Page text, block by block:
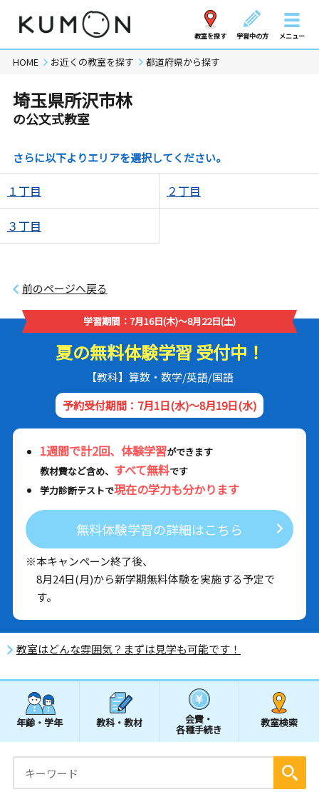
教室を探す 学習中の方 メニュー
HOME お近くの教室を探す 都道府県から探す
埼玉県所沢市林
の公文式教室
さらに以下よりエリアを選択してください。
１丁目 ２丁目
３丁目
前のページへ戻る
学習期間：7月16日(木)～8月22日(土)
夏の無料体験学習 受付中！
【教科】算数・数学/英語/国語
予約受付期間：7月1日(水)～8月19日(水)
1週間で計2回、体験学習ができます
教材費など含め、 すべて無料です
学力診断テストで現在の学力も分かります
無料体験学習の詳細はこちら
※本キャンペーン終了後、
8月24日(月)から新学期無料体験を実施する予定で
す。
教室はどんな雰囲気？まずは見学も可能です！
年齢・学年 教科・教材 会費・
各種手続き
教室検索